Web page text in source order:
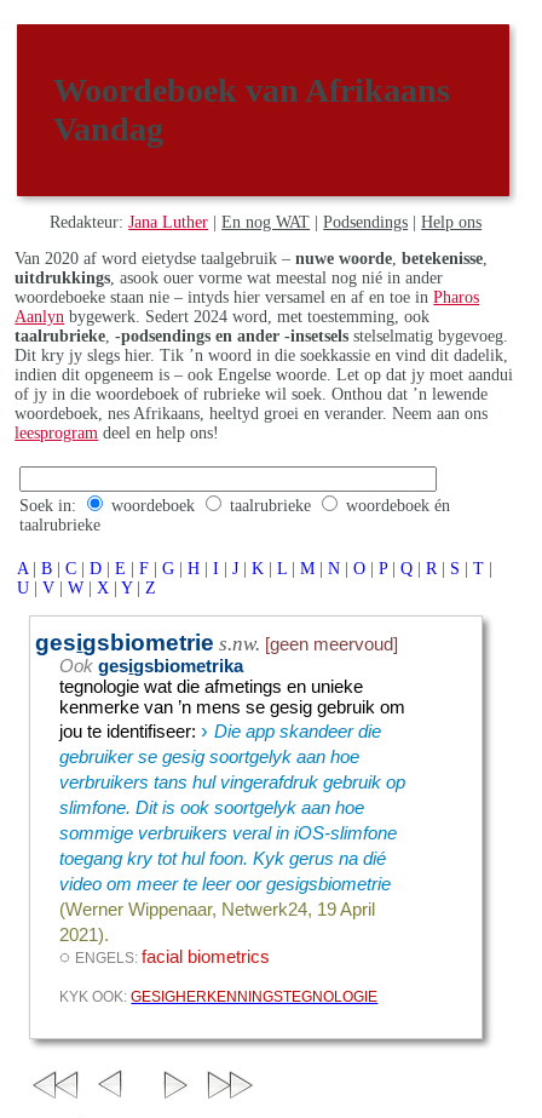
Woordeboek van Afrikaans
Vandag
Redakteur:Jana Luther |En nog WAT |Podsendings |Help ons
Van 2020 af word eietydse taalgebruik –nuwe woorde ,betekenisse
uitdrukkings , asook ouer vorme wat meestal nog nié in ander
woordeboeke staan nie – intyds hier versamel en af en toe inPharos
Aanlyn bygewerk. Sedert 2024 word, met toestemming, ook
taalrubrieke ,-podsendings en ander -insetsels stelselmatig bygevoeg.
Dit kry jy slegs hier. Tik ’n woord in die soekkassie en vind dit dadelik,
indien dit opgeneem is – ook Engelse woorde. Let op dat jy moet aandui
of jy in die woordeboek of rubrieke wil soek. Onthou dat ’n lewende
woordeboek, nes Afrikaans, heeltyd groei en verander. Neem aan ons
leesprogram deel en help ons!
Soek in: woordeboek taalrubrieke
woordeboek én
taalrubrieke
A | B | C | D | E | F | G | H | I | J | K | L | M | N | O | P | Q | R | S | T |
U | V | W | X | Y | Z
gesigsbiometrie s.nw. [geen meervoud]
Ook gesigsbiometrika
tegnologie wat die afmetings en unieke
kenmerke van ’n mens se gesig gebruik om
jou te identifiseer:› Die app skandeer die
gebruiker se gesig soortgelyk aan hoe
verbruikers tans hul vingerafdruk gebruik op
slimfone. Dit is ook soortgelyk aan hoe
sommige verbruikers veral in iOS-slimfone
toegang kry tot hul foon. Kyk gerus na dié
video om meer te leer oor gesigsbiometrie
(Werner Wippenaar, Netwerk24, 19 April
2021).
◌ ENGELS:facial biometrics
KYK OOK:GESIGHERKENNINGSTEGNOLOGIE